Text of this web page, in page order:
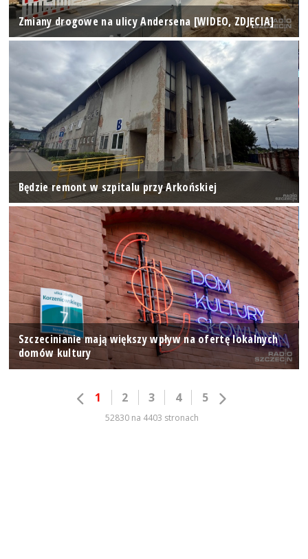
Zmiany drogowe na ulicy Andersena [WIDEO, ZDJĘCIA]
Będzie remont w szpitalu przy Arkońskiej
Szczecinianie mają większy wpływ na ofertę lokalnych
domów kultury
1 2 3 4 5
52830 na 4403 stronach